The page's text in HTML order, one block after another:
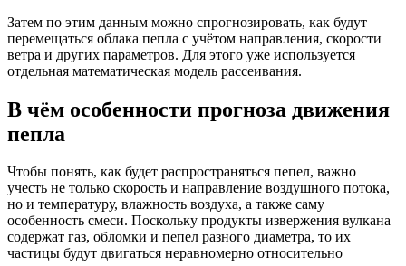
Затем по этим данным можно спрогнозировать, как будут
перемещаться облака пепла с учётом направления, скорости
ветра и других параметров. Для этого уже используется
отдельная математическая модель рассеивания.
В чём особенности прогноза движения
пепла
Чтобы понять, как будет распространяться пепел, важно
учесть не только скорость и направление воздушного потока,
но и температуру, влажность воздуха, а также саму
особенность смеси. Поскольку продукты извержения вулкана
содержат газ, обломки и пепел разного диаметра, то их
частицы будут двигаться неравномерно относительно